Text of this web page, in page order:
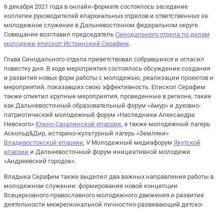
6 декабря 2021 года в онлайн-формате состоялось заседание
коллегии руководителей епархиальных отделов и ответственных за
молодежное служение в Дальневосточном федеральном округе.
Совещание возглавил председатель Синодального отдела по делам
молодежи епископ Истринский Серафим.
Глава Синодального отдела приветствовал собравшихся и огласил
повестку дня. В ходе мероприятия состоялось обсуждение создания
и развития новых форм работы с молодежью, реализации проектов и
мероприятий, показавших свою эффективность. Епископ Серафим
также отметил крупные мероприятия, проведенные в регионе, такие
как Дальневосточный образовательный форум «Амур» и духовно-
патриотический молодежный форум «Наследники Александра
Невского» Южно-Сахалинской епархии, а также молодежный лагерь
Аскольд&Дир, историко-культурный лагерь «Земляки»
Владивостокской епархии, V Молодежный медиафорум Якутской
епархии и Дальневосточный форум инициативной молодежи
«Андреевский городок».
Владыка Серафим также выделил два важных направления работы в
молодежном служении: формирование новой концепции
Всецерковного православного молодежного движения и развитие
деятельности межрегиональной личностно-развивающей детско-